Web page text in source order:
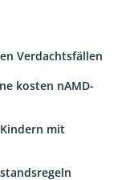
Verdachtsfällen
kosten nAMD-
mit